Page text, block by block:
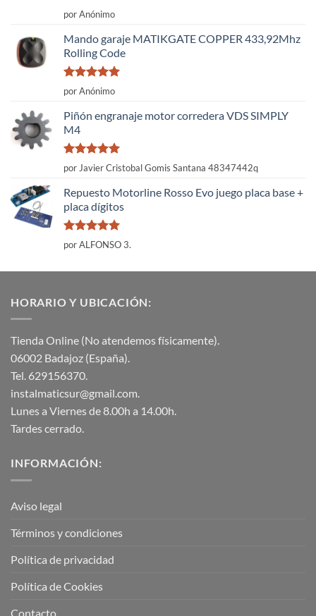
Valorado
con
por Anónimo
Mando garaje MATIKGATE COPPER 433,92Mhz
Rolling Code
Valorado
con
por Anónimo
Piñón engranaje motor corredera VDS SIMPLY
M4
Valorado
con
por Javier Cristobal Gomis Santana 48347442q
Repuesto Motorline Rosso Evo juego placa base +
placa dígitos
Valorado
con
por ALFONSO 3.
HORARIO Y UBICACIÓN:
Tienda Online (No atendemos físicamente).
06002 Badajoz (España).
Tel. 629156370.
instalmaticsur@gmail.com.
Lunes a Viernes de 8.00h a 14.00h.
Tardes cerrado.
INFORMACIÓN:
Aviso legal
Términos y condiciones
Política de privacidad
Política de Cookies
Contacto